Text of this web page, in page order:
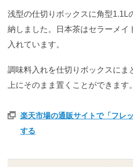
浅型の仕切りボックスに角型1.1L
納しました。日本茶はセラーメイ
入れています。
調味料入れを仕切りボックスにま
上にそのまま置くことができます。
楽天市場の通販サイトで「フレ
する